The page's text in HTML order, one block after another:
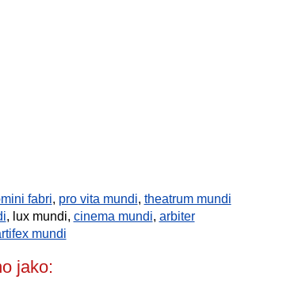
fabri, pro vita mundi, theatrum mundi
, lux mundi, cinema mundi, arbiter
mundi
jako: